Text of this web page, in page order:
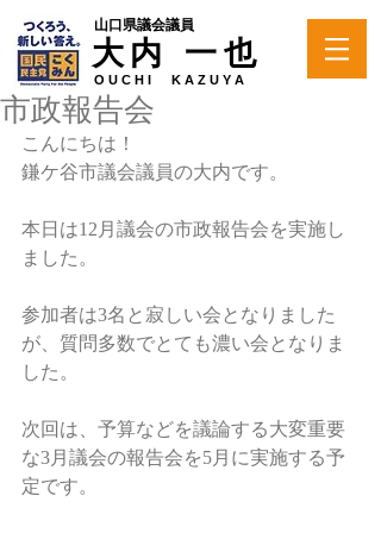
O U C H I K A Z U Y A
山口県議会議員
大内 一也
市政報告会
こんにちは！
鎌ケ谷市議会議員の大内です。
本日は12月議会の市政報告会を実施し
ました。
参加者は3名と寂しい会となりました
が、質問多数でとても濃い会となりま
した。
次回は、予算などを議論する大変重要
な3月議会の報告会を5月に実施する予
定です。